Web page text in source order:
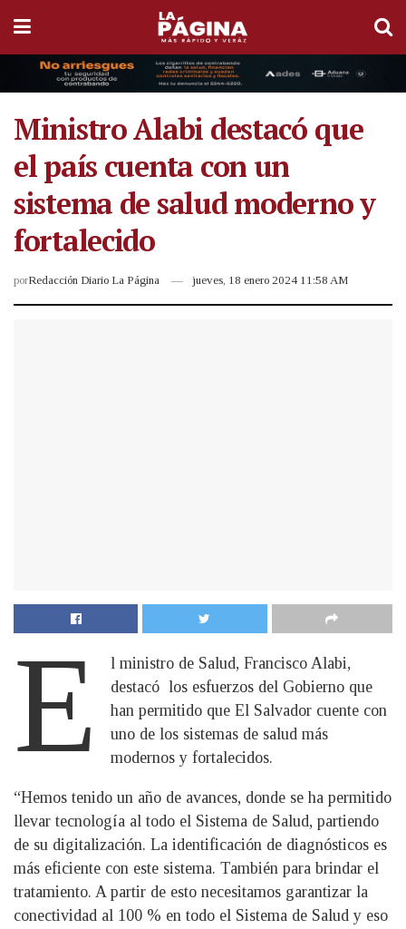
Ministro Alabi destacó que
el país cuenta con un
sistema de salud moderno y
fortalecido
porRedacción Diario La Página jueves, 18 enero 2024 11:58 AM
E
l ministro de Salud, Francisco Alabi,
destacó los esfuerzos del Gobierno que
han permitido que El Salvador cuente con
uno de los sistemas de salud más
modernos y fortalecidos.
“Hemos tenido un año de avances, donde se ha permitido
llevar tecnología al todo el Sistema de Salud, partiendo
de su digitalización. La identificación de diagnósticos es
más eficiente con este sistema. También para brindar el
tratamiento. A partir de esto necesitamos garantizar la
conectividad al 100 % en todo el Sistema de Salud y eso